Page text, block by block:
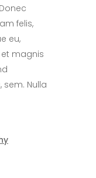
felis,
eu,
magnis
Nulla